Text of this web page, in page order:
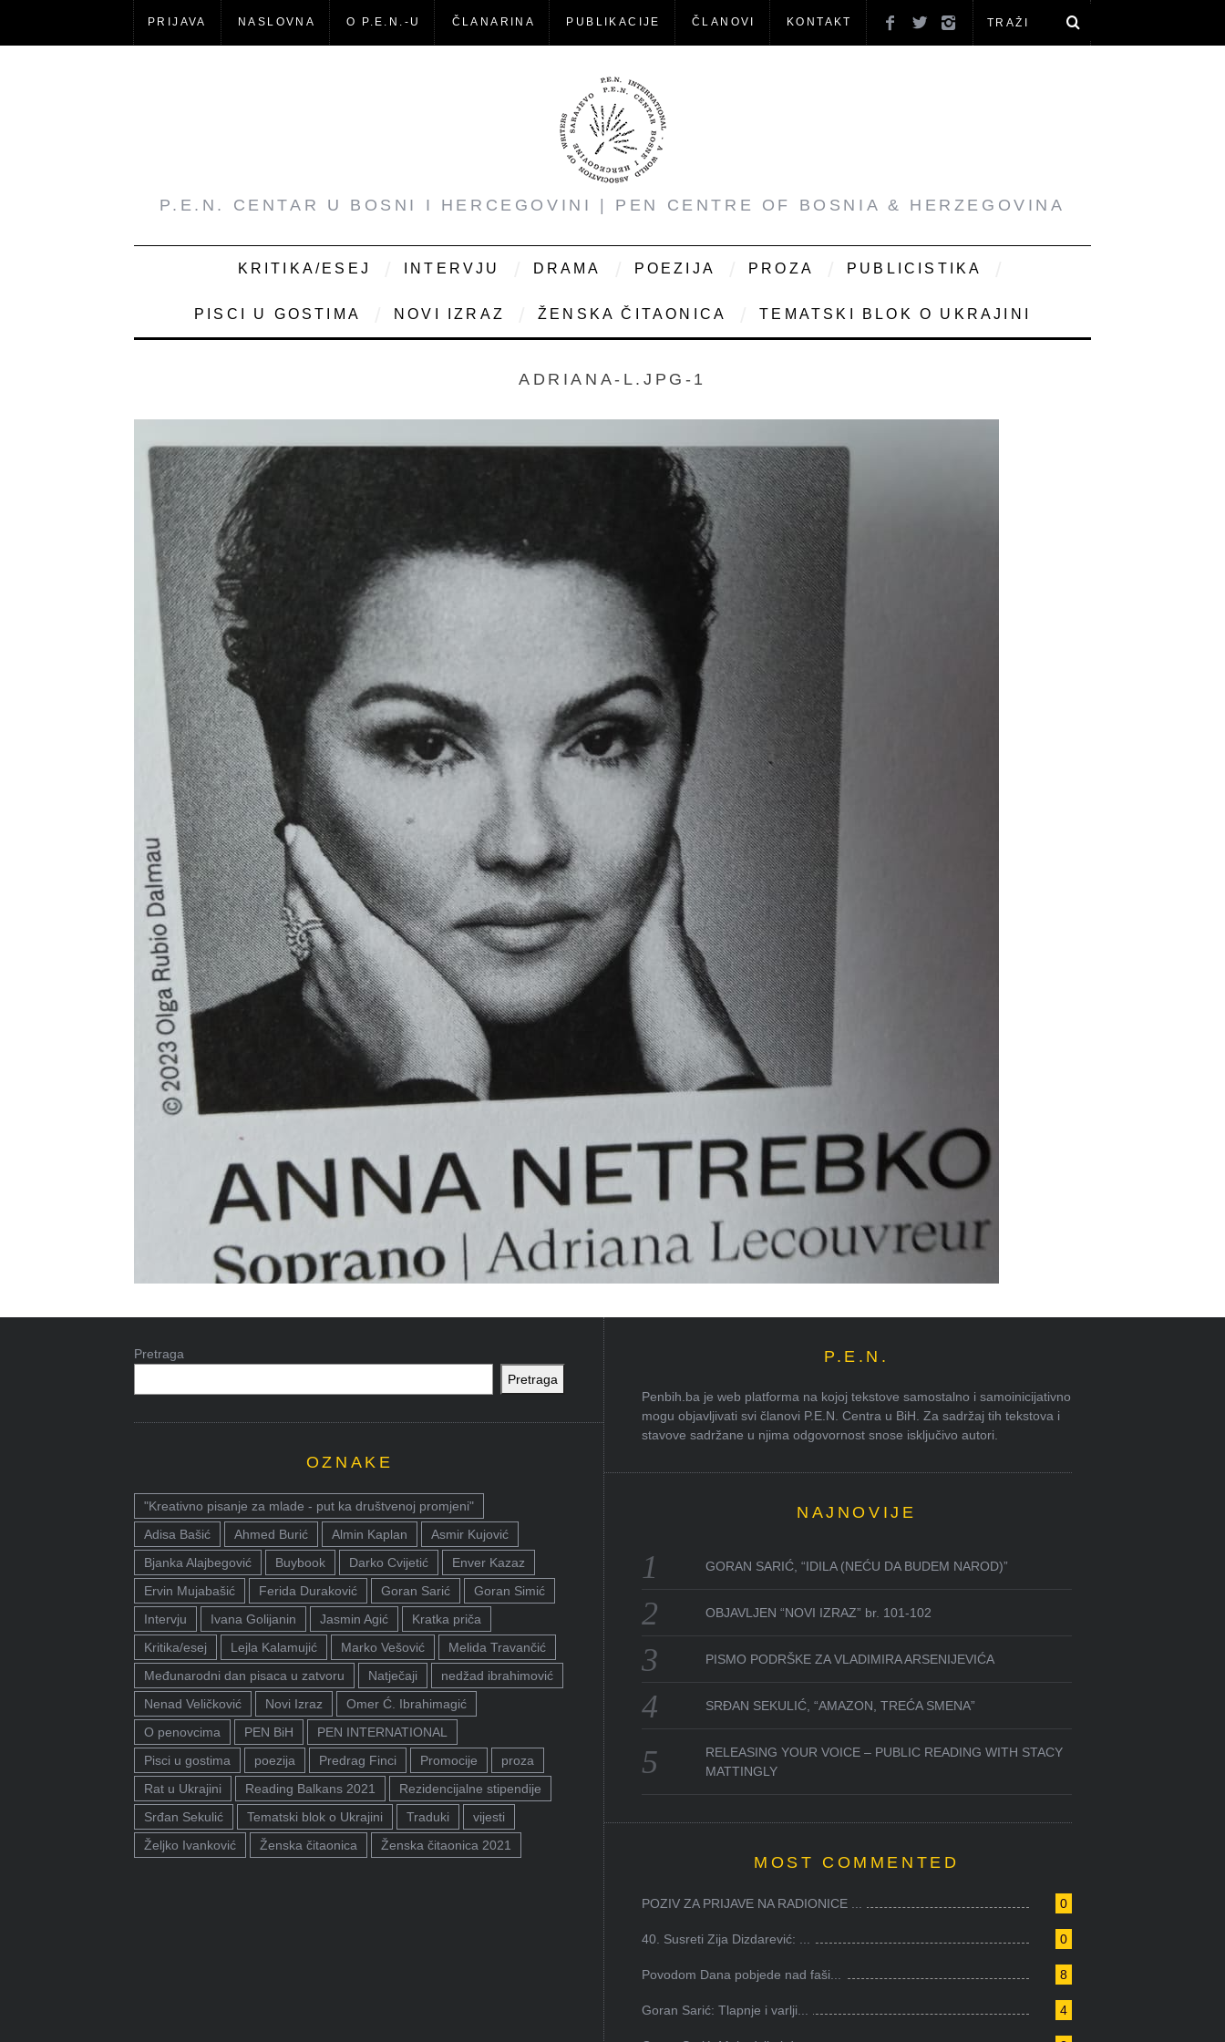
PRIJAVA NASLOVNA O P.E.N.-U ČLANARINA PUBLIKACIJE ČLANOVI KONTAKT
P.E.N. CENTAR U BOSNI I HERCEGOVINI | PEN CENTRE OF BOSNIA & HERZEGOVINA
KRITIKA/ESEJ INTERVJU DRAMA POEZIJA PROZA PUBLICISTIKA
PISCI U GOSTIMA NOVI IZRAZ ŽENSKA ČITAONICA TEMATSKI BLOK O UKRAJINI
ADRIANA-L.JPG-1
Pretraga
Pretraga
OZNAKE
"Kreativno pisanje za mlade - put ka društvenoj promjeni"
Adisa Bašić
Ahmed Burić Almin Kaplan
Asmir Kujović
Bjanka Alajbegović
Buybook Darko Cvijetić
Enver Kazaz
Ervin Mujabašić
Ferida Duraković Goran Sarić
Goran Simić
Intervju
Ivana Golijanin Jasmin Agić
Kratka priča
Kritika/esej
Lejla Kalamujić Marko Vešović
Melida Travančić
Međunarodni dan pisaca u zatvoru
Natječaji
nedžad ibrahimović
Nenad Veličković
Novi Izraz
Omer Ć. Ibrahimagić
O penovcima
PEN BiH
PEN INTERNATIONAL
Pisci u gostima
poezija Predrag Finci Promocije
proza
Rat u Ukrajini
Reading Balkans 2021
Rezidencijalne stipendije
Srđan Sekulić
Tematski blok o Ukrajini Traduki
vijesti
Željko Ivanković
Ženska čitaonica Ženska čitaonica 2021
P.E.N.
Penbih.ba je web platforma na kojoj tekstove samostalno i samoinicijativno
mogu objavljivati svi članovi P.E.N. Centra u BiH. Za sadržaj tih tekstova i
stavove sadržane u njima odgovornost snose isključivo autori.
NAJNOVIJE
GORAN SARIĆ, “IDILA (NEĆU DA BUDEM NAROD)”
OBJAVLJEN “NOVI IZRAZ” br. 101-102
PISMO PODRŠKE ZA VLADIMIRA ARSENIJEVIĆA
SRĐAN SEKULIĆ, “AMAZON, TREĆA SMENA”
RELEASING YOUR VOICE – PUBLIC READING WITH STACY
MATTINGLY
MOST COMMENTED
0
POZIV ZA PRIJAVE NA RADIONICE ...
0
40. Susreti Zija Dizdarević: ...
8
Povodom Dana pobjede nad faši...
4
Goran Sarić: Tlapnje i varlji...